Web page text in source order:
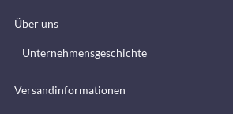
Über uns
Unternehmensgeschichte
Versandinformationen